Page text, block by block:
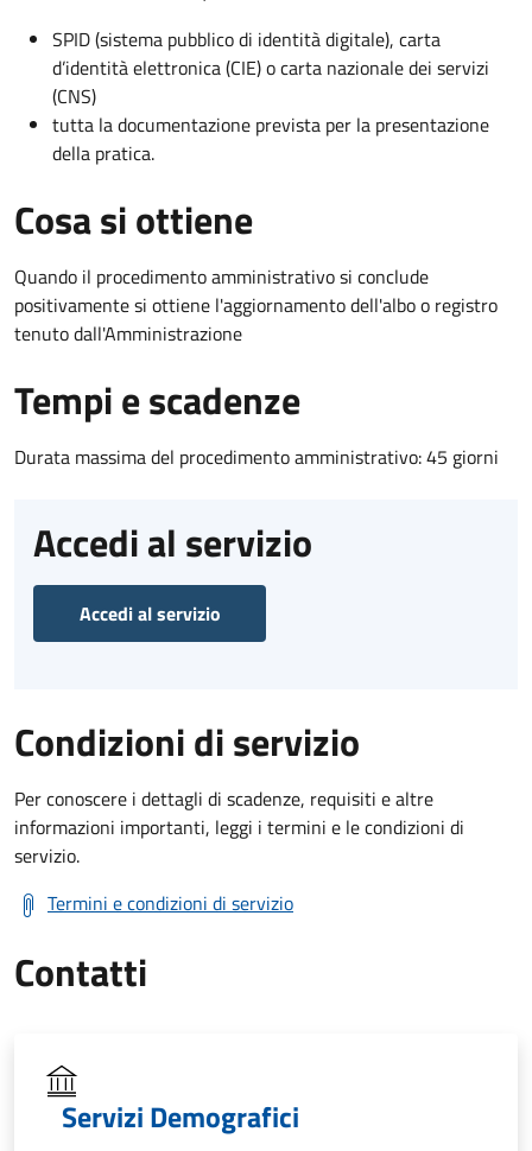
SPID (sistema pubblico di identità digitale), carta
d’identità elettronica (CIE) o carta nazionale dei servizi
(CNS)
tutta la documentazione prevista per la presentazione
della pratica.
Cosa si ottiene
Quando il procedimento amministrativo si conclude
positivamente si ottiene l'aggiornamento dell'albo o registro
tenuto dall'Amministrazione
Tempi e scadenze
Durata massima del procedimento amministrativo: 45 giorni
Accedi al servizio
Accedi al servizio
Condizioni di servizio
Per conoscere i dettagli di scadenze, requisiti e altre
informazioni importanti, leggi i termini e le condizioni di
servizio.
Termini e condizioni di servizio
Contatti
Servizi Demografici